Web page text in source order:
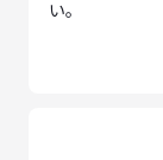
い。